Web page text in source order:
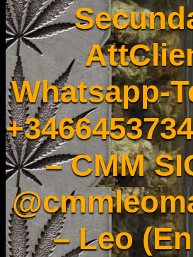
Whatsapp-
– CMM
– Leo